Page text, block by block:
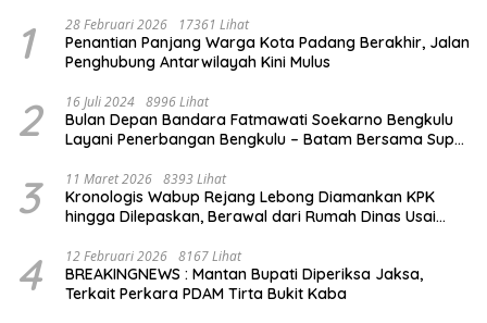
1 28 Februari 2026 17361 Lihat
Penantian Panjang Warga Kota Padang Berakhir, Jalan
Penghubung Antarwilayah Kini Mulus
2 16 Juli 2024 8996 Lihat
Bulan Depan Bandara Fatmawati Soekarno Bengkulu
Layani Penerbangan Bengkulu – Batam Bersama Super
3 11 Maret 2026 8393 Lihat
Kronologis Wabup Rejang Lebong Diamankan KPK
hingga Dilepaskan, Berawal dari Rumah Dinas Usai
4 12 Februari 2026 8167 Lihat
BREAKINGNEWS : Mantan Bupati Diperiksa Jaksa,
Terkait Perkara PDAM Tirta Bukit Kaba